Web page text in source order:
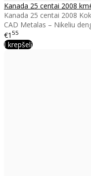
Kanada 25 centai 2008
Kanada 25 centai 2008
CAD Metalas – Nikeliu
€1 55
Į krepšelį